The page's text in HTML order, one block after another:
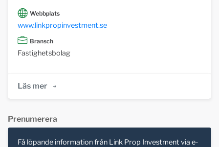
Webbplats
www.linkpropinvestment.se
Bransch
Fastighetsbolag
Läs mer
Prenumerera
Få löpande information från Link Prop Investment via e-